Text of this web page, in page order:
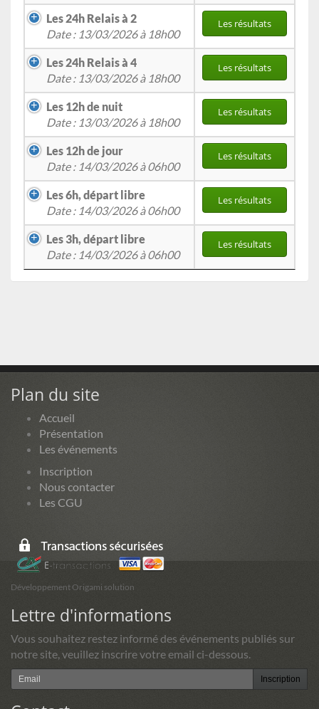
Les 24h Relais à 2
Date : 13/03/2026 à 18h00
Les résultats
Les 24h Relais à 4
Date : 13/03/2026 à 18h00
Les résultats
Les 12h de nuit
Date : 13/03/2026 à 18h00
Les résultats
Les 12h de jour
Date : 14/03/2026 à 06h00
Les résultats
Les 6h, départ libre
Date : 14/03/2026 à 06h00
Les résultats
Les 3h, départ libre
Date : 14/03/2026 à 06h00
Les résultats
Plan du site
Accueil
Présentation
Les événements
Inscription
Nous contacter
Les CGU
Développement Origami solution
Lettre d'informations
Vous souhaitez restez informé des événements publiés sur
notre site, veuillez inscrire votre email ci-dessous.
Inscription